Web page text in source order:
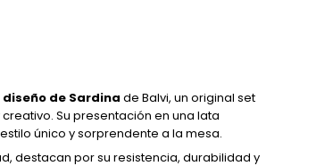
de Sardina de Balvi, un original set
Su presentación en una lata
único y sorprendente a la mesa.
destacan por su resistencia, durabilidad y